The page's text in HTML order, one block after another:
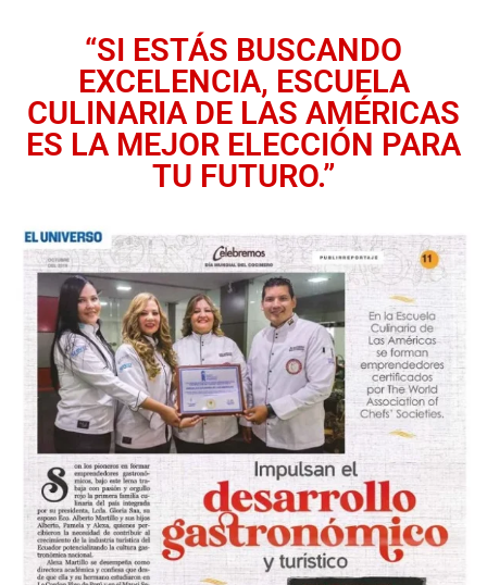
“SI ESTÁS BUSCANDO
EXCELENCIA, ESCUELA
CULINARIA DE LAS AMÉRICAS
ES LA MEJOR ELECCIÓN PARA
TU FUTURO.”